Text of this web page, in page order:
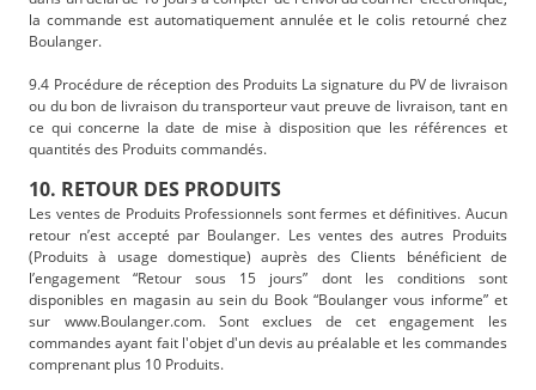
la commande est automatiquement annulée et le colis retourné chez
Boulanger.
9.4 Procédure de réception des Produits La signature du PV de livraison
ou du bon de livraison du transporteur vaut preuve de livraison, tant en
ce qui concerne la date de mise à disposition que les références et
quantités des Produits commandés.
10. RETOUR DES PRODUITS
Les ventes de Produits Professionnels sont fermes et définitives. Aucun
retour n’est accepté par Boulanger. Les ventes des autres Produits
(Produits à usage domestique) auprès des Clients bénéficient de
l’engagement “Retour sous 15 jours” dont les conditions sont
disponibles en magasin au sein du Book “Boulanger vous informe” et
sur www.Boulanger.com. Sont exclues de cet engagement les
commandes ayant fait l'objet d'un devis au préalable et les commandes
comprenant plus 10 Produits.